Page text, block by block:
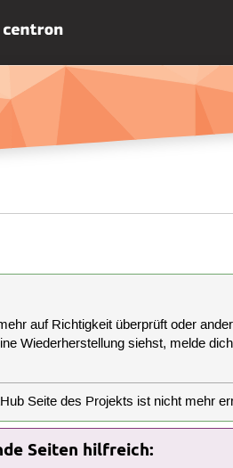
auf Richtigkeit überprüft oder
Wiederherstellung siehst, melde
Seite des Projekts ist nicht mehr
Seiten hilfreich: